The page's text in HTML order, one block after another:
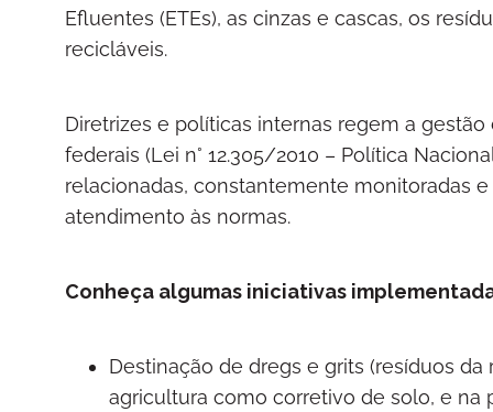
Efluentes (ETEs), as cinzas e cascas, os
recicláveis.
Diretrizes e políticas internas regem a
federais (Lei n° 12.305/2010 – Política
relacionadas, constantemente monitoradas
atendimento às normas.
Conheça algumas iniciativas
Destinação de dregs e grits (resíduos
agricultura como corretivo de solo, e na